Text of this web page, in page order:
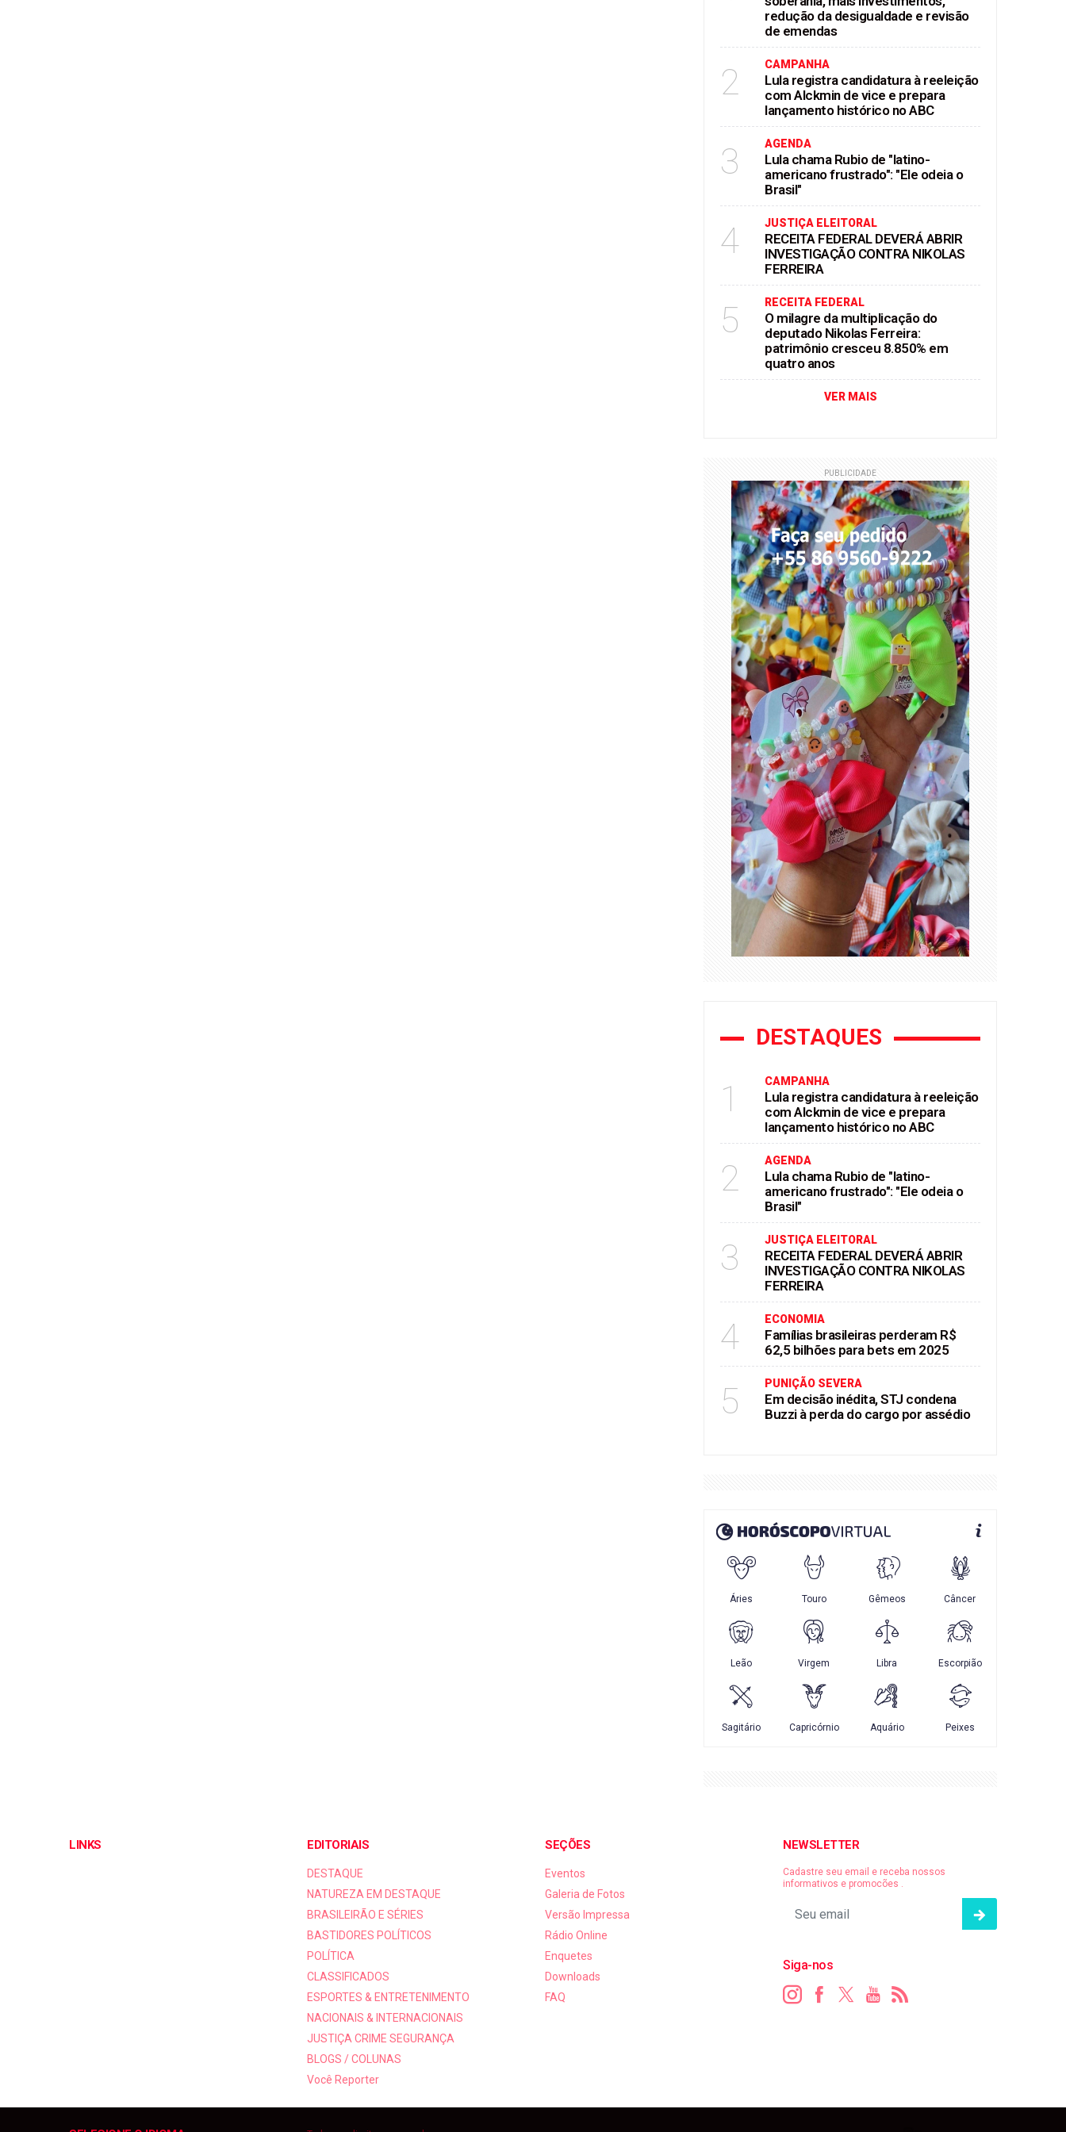
redução da desigualdade e revisão
de emendas
2 CAMPANHA
Lula registra candidatura à reeleição
com Alckmin de vice e prepara
lançamento histórico no ABC
3 AGENDA
Lula chama Rubio de "latino-
americano frustrado": "Ele odeia o
Brasil"
4 JUSTIÇA ELEITORAL
RECEITA FEDERAL DEVERÁ ABRIR
INVESTIGAÇÃO CONTRA NIKOLAS
FERREIRA
5 RECEITA FEDERAL
O milagre da multiplicação do
deputado Nikolas Ferreira:
patrimônio cresceu 8.850% em
quatro anos
VER MAIS
PUBLICIDADE
DESTAQUES
1 CAMPANHA
Lula registra candidatura à reeleição
com Alckmin de vice e prepara
lançamento histórico no ABC
2 AGENDA
Lula chama Rubio de "latino-
americano frustrado": "Ele odeia o
Brasil"
3 JUSTIÇA ELEITORAL
RECEITA FEDERAL DEVERÁ ABRIR
INVESTIGAÇÃO CONTRA NIKOLAS
FERREIRA
4 ECONOMIA
Famílias brasileiras perderam R$
62,5 bilhões para bets em 2025
5 PUNIÇÃO SEVERA
Em decisão inédita, STJ condena
Buzzi à perda do cargo por assédio
LINKS EDITORIAIS
DESTAQUE
NATUREZA EM DESTAQUE
BRASILEIRÃO E SÉRIES
BASTIDORES POLÍTICOS
POLÍTICA
CLASSIFICADOS
ESPORTES & ENTRETENIMENTO
NACIONAIS & INTERNACIONAIS
JUSTIÇA CRIME SEGURANÇA
BLOGS / COLUNAS
Você Reporter
SEÇÕES
Eventos
Galeria de Fotos
Versão Impressa
Rádio Online
Enquetes
Downloads
FAQ
NEWSLETTER
Cadastre seu email e receba nossos
informativos e promocões .
Siga-nos